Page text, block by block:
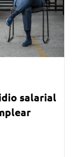
salarial